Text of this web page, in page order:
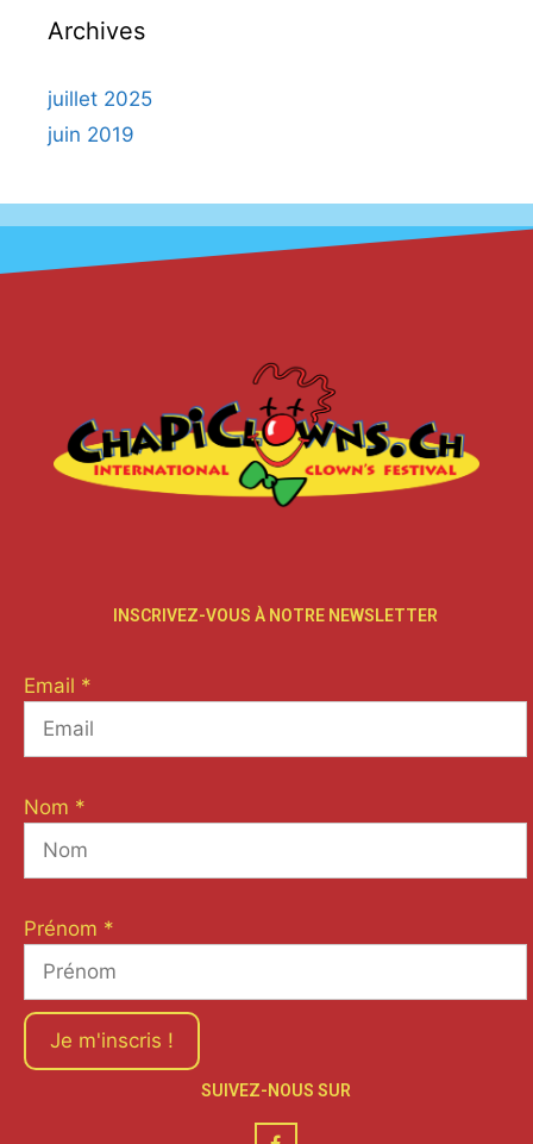
Archives
juillet 2025
juin 2019
INSCRIVEZ-VOUS À NOTRE NEWSLETTER
Email *
Nom *
Prénom *
Je m'inscris !
SUIVEZ-NOUS SUR